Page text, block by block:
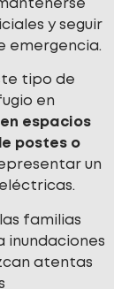
y seguir
emergencia.
tipo de
en
espacios
postes o
un
familias
inundaciones
atentas